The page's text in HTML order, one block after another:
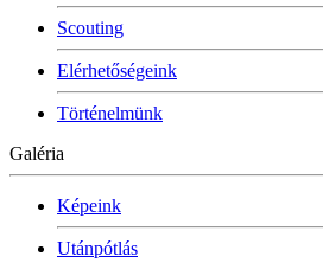
Scouting
Elérhetőségeink
Történelmünk
Galéria
Képeink
Utánpótlás